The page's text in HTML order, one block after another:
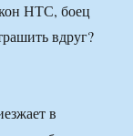
НТС, боец
вдруг?
в